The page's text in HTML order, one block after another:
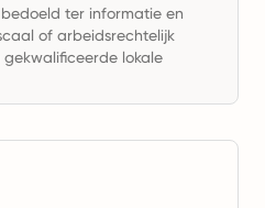
ter informatie en
of arbeidsrechtelijk
lokale